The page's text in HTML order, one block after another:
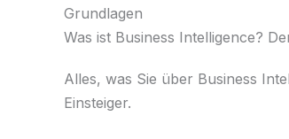
Grundlagen
Was ist Business Intelligence?
Alles, was Sie über Business
Einsteiger.